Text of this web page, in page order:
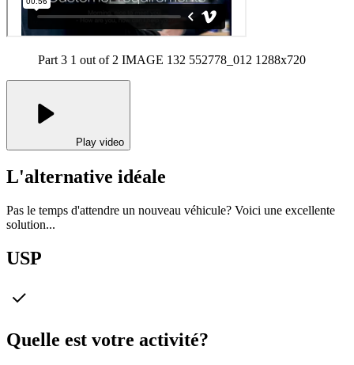
Part 3 1 out of 2 IMAGE 132 552778_012 1288x720
Play video
L'alternative idéale
Pas le temps d'attendre un nouveau véhicule? Voici une excellente
solution...
USP
Quelle est votre activité?